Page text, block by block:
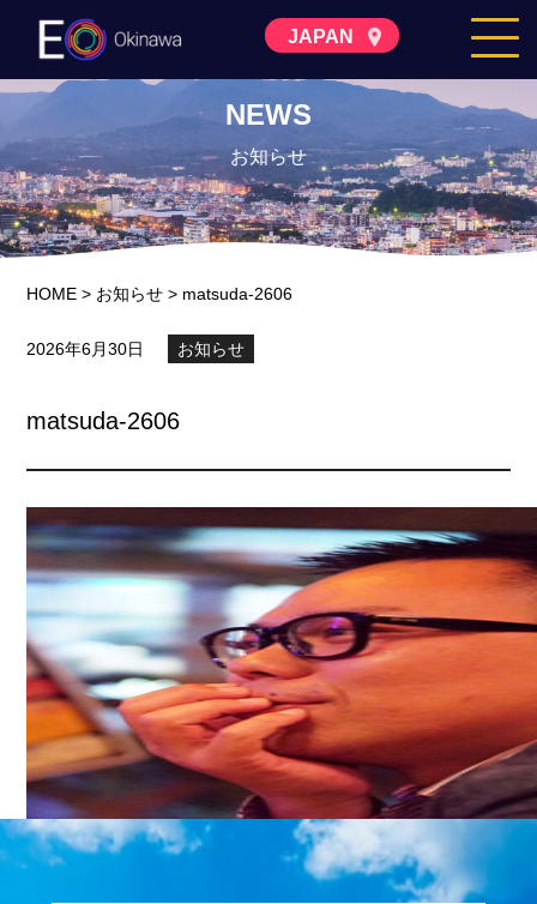
JAPAN
NEWS
お知らせ
HOME > お知らせ > matsuda-2606
2026年6月30日 お知らせ
matsuda-2606